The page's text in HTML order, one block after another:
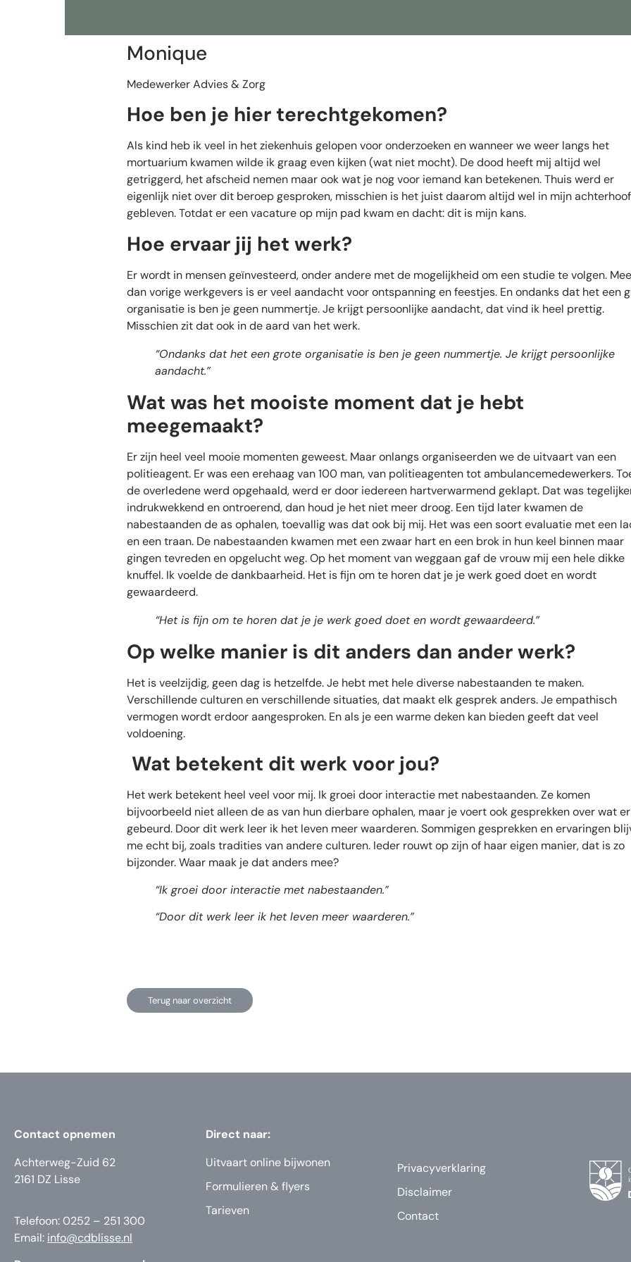
Monique
Medewerker Advies & Zorg
Hoe ben je hier terechtgekomen?
Als kind heb ik veel in het ziekenhuis gelopen voor onderzoeken en wanneer we weer langs het
mortuarium kwamen wilde ik graag even kijken (wat niet mocht). De dood heeft mij altijd wel
getriggerd, het afscheid nemen maar ook wat je nog voor iemand kan betekenen. Thuis werd er
eigenlijk niet over dit beroep gesproken, misschien is het juist daarom altijd wel in mijn
gebleven. Totdat er een vacature op mijn pad kwam en dacht: dit is mijn kans.
Hoe ervaar jij het werk?
Er wordt in mensen geïnvesteerd, onder andere met de mogelijkheid om een studie te volgen.
dan vorige werkgevers is er veel aandacht voor ontspanning en feestjes. En ondanks dat het een
organisatie is ben je geen nummertje. Je krijgt persoonlijke aandacht, dat vind ik heel prettig.
Misschien zit dat ook in de aard van het werk.
“Ondanks dat het een grote organisatie is ben je geen nummertje. Je krijgt persoonlijke
aandacht.”
Wat was het mooiste moment dat je hebt
meegemaakt?
Er zijn heel veel mooie momenten geweest. Maar onlangs organiseerden we de uitvaart van een
politieagent. Er was een erehaag van 100 man, van politieagenten tot ambulancemedewerkers.
de overledene werd opgehaald, werd er door iedereen hartverwarmend geklapt. Dat was
indrukwekkend en ontroerend, dan houd je het niet meer droog. Een tijd later kwamen de
nabestaanden de as ophalen, toevallig was dat ook bij mij. Het was een soort evaluatie met een
en een traan. De nabestaanden kwamen met een zwaar hart en een brok in hun keel binnen maar
gingen tevreden en opgelucht weg. Op het moment van weggaan gaf de vrouw mij een hele dikke
knuffel. Ik voelde de dankbaarheid. Het is fijn om te horen dat je je werk goed doet en wordt
gewaardeerd.
“Het is fijn om te horen dat je je werk goed doet en wordt gewaardeerd.”
Op welke manier is dit anders dan ander werk?
Het is veelzijdig, geen dag is hetzelfde. Je hebt met hele diverse nabestaanden te maken.
Verschillende culturen en verschillende situaties, dat maakt elk gesprek anders. Je empathisch
vermogen wordt erdoor aangesproken. En als je een warme deken kan bieden geeft dat veel
voldoening.
Wat betekent dit werk voor jou?
Het werk betekent heel veel voor mij. Ik groei door interactie met nabestaanden. Ze komen
bijvoorbeeld niet alleen de as van hun dierbare ophalen, maar je voert ook gesprekken over wat
gebeurd. Door dit werk leer ik het leven meer waarderen. Sommigen gesprekken en ervaringen
me echt bij, zoals tradities van andere culturen. Ieder rouwt op zijn of haar eigen manier, dat is zo
bijzonder. Waar maak je dat anders mee?
“Ik groei door interactie met nabestaanden.”
“Door dit werk leer ik het leven meer waarderen.”
Terug naar overzicht
Contact opnemen
Achterweg-Zuid 62
2161 DZ Lisse
Telefoon: 0252 – 251 300
Email: info@cdblisse.nl
Direct naar:
Uitvaart online bijwonen
Formulieren & flyers
Tarieven
Privacyverklaring
Disclaimer
Contact